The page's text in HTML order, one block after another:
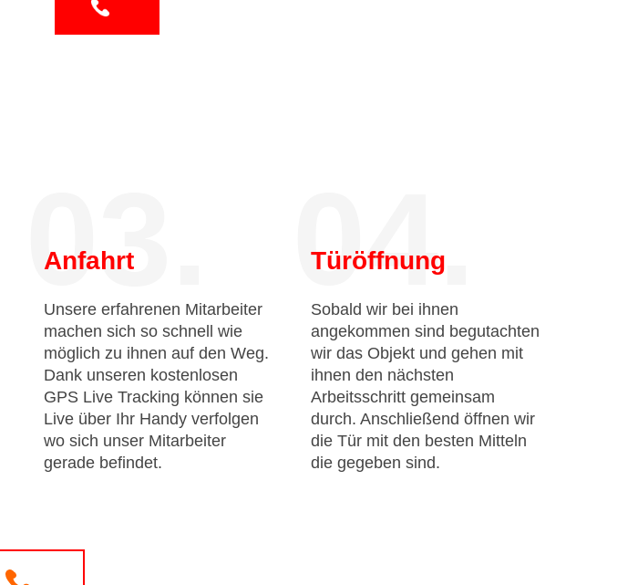
03.
Anfahrt
Unsere erfahrenen Mitarbeiter
machen sich so schnell wie
möglich zu ihnen auf den Weg.
Dank unseren kostenlosen
GPS Live Tracking können sie
Live über Ihr Handy verfolgen
wo sich unser Mitarbeiter
gerade befindet.
04.
Türöffnung
Sobald wir bei ihnen
angekommen sind begutachten
wir das Objekt und gehen mit
ihnen den nächsten
Arbeitsschritt gemeinsam
durch. Anschließend öffnen wir
die Tür mit den besten Mitteln
die gegeben sind.